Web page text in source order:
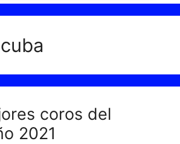
coros del
2021